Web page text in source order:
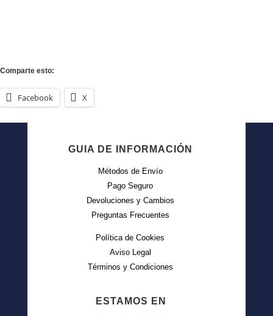
Comparte esto:
Facebook X
GUIA DE INFORMACIÓN
Métodos de Envío
Pago Seguro
Devoluciones y Cambios
Preguntas Frecuentes
Política de Cookies
Aviso Legal
Términos y Condiciones
ESTAMOS EN